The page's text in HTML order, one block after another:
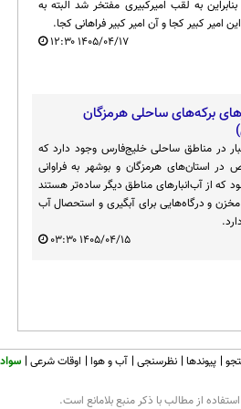
بنابراین به لقب امیرکبیری مفتخر شد البته به
امیر کبیر کجا و آن امیر کبیر فراهانی کجا.
۱۴۰۵/۰۴/۱۷۱۲:۳۰
برکه‌های ساحلی هرمزگان
در مناطق ساحلی خلیج‌فارس وجود دارد که
در استان‌های هرمزگان و بوشهر به فراوانی
که از آب‌انبارهای مناطق دیگر ساده‌تر هستند
و درگاه‌هایی برای آبگیری و استحصال آب
۱۴۰۵/۰۴/۱۵۰۳:۳۰
پیوندها نظرسنجی آب و هوا اوقات شرعی
از مطالب با ذكر منبع بلامانع است.